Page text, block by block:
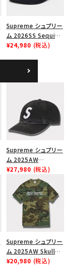
Supreme シュプリー
ム 2026SS Sequin
Denim Classic
シックロゴ 6パネルキ
ャップ ブラック
¥24,980 (税込)
Supreme シュプリー
ム 2025AW
Pigment Coated
2-Tone S Logo 6-
Panel Cap ピグメン
トコーテッド 2トーン
エスロゴ 6パネルキャ
ップ ブラック
¥27,980 (税込)
Supreme シュプリー
ム 2025AW Skull
Tee スカル Tシャ
¥20,980 (税込)